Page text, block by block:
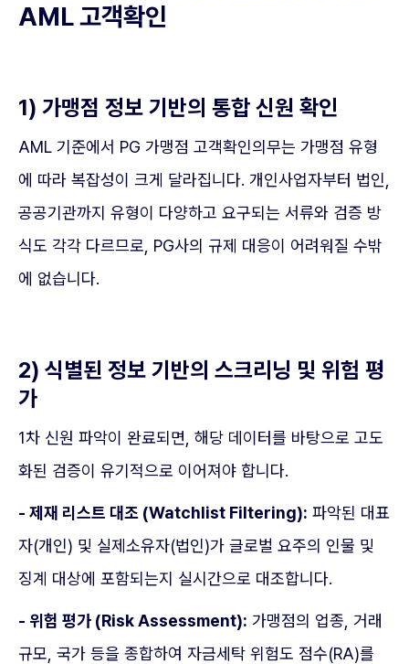
AML 고객확인
1) 가맹점 정보 기반의 통합 신원 확인
AML 기준에서 PG 가맹점 고객확인의무는 가맹점 유형
에 따라 복잡성이 크게 달라집니다. 개인사업자부터 법인,
공공기관까지 유형이 다양하고 요구되는 서류와 검증 방
식도 각각 다르므로, PG사의 규제 대응이 어려워질 수밖
에 없습니다.
2) 식별된 정보 기반의 스크리닝 및 위험 평
가
1차 신원 파악이 완료되면, 해당 데이터를 바탕으로 고도
화된 검증이 유기적으로 이어져야 합니다.
- 제재 리스트 대조 (Watchlist Filtering): 파악된 대표
자(개인) 및 실제소유자(법인)가 글로벌 요주의 인물 및
징계 대상에 포함되는지 실시간으로 대조합니다.
- 위험 평가 (Risk Assessment): 가맹점의 업종, 거래
규모, 국가 등을 종합하여 자금세탁 위험도 점수(RA)를